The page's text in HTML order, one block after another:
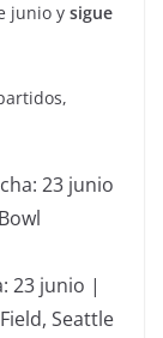
junio y sigue
23 junio
23 junio |
Seattle